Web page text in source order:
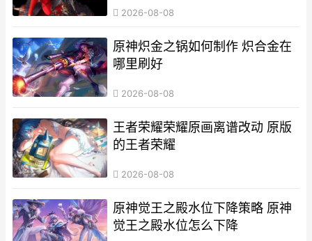
2026-08-08
原神炽金之锅如何制作 炽合金在
哪里刷好
2026-08-08
王者荣耀荣耀原画离谱改动 原版
的王者荣耀
2026-08-08
原神觉王之殿水位下降策略 原神
觉王之殿水位怎么下降